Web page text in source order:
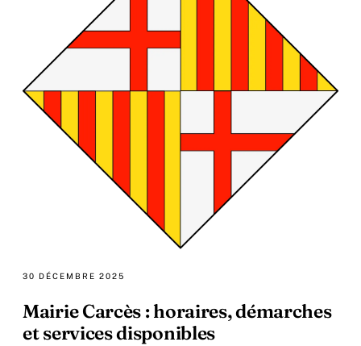
30 DÉCEMBRE 2025
Mairie Carcès : horaires, démarches
et services disponibles